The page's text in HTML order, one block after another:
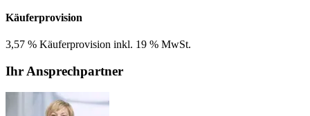
Käuferprovision
3,57 % Käuferprovision inkl. 19 % MwSt.
Ihr Ansprechpartner